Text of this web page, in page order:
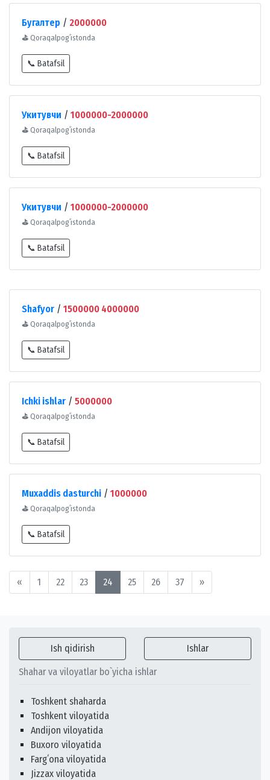
Бугалтер / 2000000
⛳ Qoraqalpogʻistonda
📞 Batafsil
Укитувчи / 1000000-2000000
⛳ Qoraqalpogʻistonda
📞 Batafsil
Укитувчи / 1000000-2000000
⛳ Qoraqalpogʻistonda
📞 Batafsil
Shafyor / 1500000 4000000
⛳ Qoraqalpogʻistonda
📞 Batafsil
Ichki ishlar / 5000000
⛳ Qoraqalpogʻistonda
📞 Batafsil
Muxaddis dasturchi / 1000000
⛳ Qoraqalpogʻistonda
📞 Batafsil
« 1 22 23 24 25 26 37 »
Ish qidirish Ishlar
Shahar va viloyatlar bo`yicha ishlar
Toshkent shaharda
Toshkent viloyatida
Andijon viloyatida
Buxoro viloyatida
Fargʻona viloyatida
Jizzax viloyatida